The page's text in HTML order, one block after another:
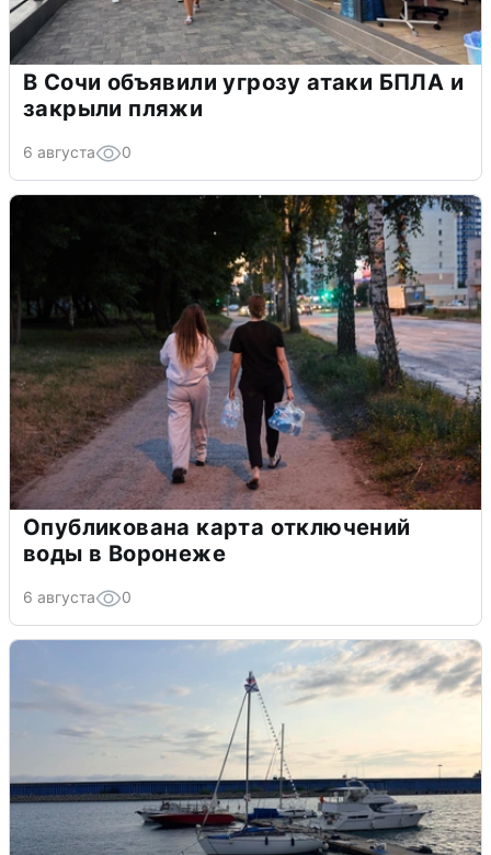
В Сочи объявили угрозу атаки БПЛА и
закрыли пляжи
6 августа 0
Опубликована карта отключений
воды в Воронеже
6 августа 0